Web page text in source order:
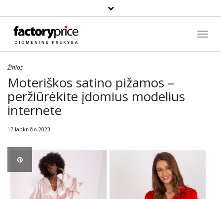
Paieška
Žinios
Moteriškos satino pižamos –
peržiūrėkite įdomius modelius
internete
17 lapkričio 2023